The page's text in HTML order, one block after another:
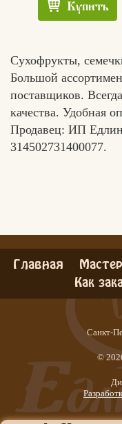
Купить
Сухофрукты,
Большой
поставщиков.
качества. Удобная
Продавец: ИП
314502731400077.
Главная
Как
Санкт-
©